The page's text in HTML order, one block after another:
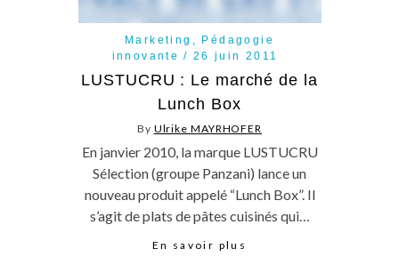
Marketing , Pédagogie
innovante
26 juin 2011
LUSTUCRU : Le marché de la
Lunch Box
By Ulrike MAYRHOFER
En janvier 2010, la marque LUSTUCRU
Sélection (groupe Panzani) lance un
nouveau produit appelé “Lunch Box”. Il
s’agit de plats de pâtes cuisinés qui…
En savoir plus